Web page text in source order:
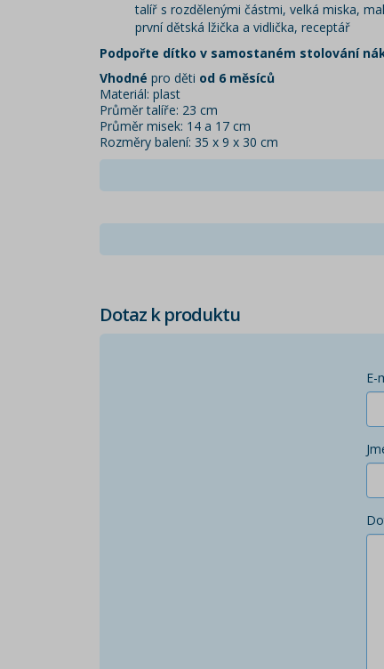
talíř s rozdělenými částmi, velká miska,
první dětská lžička a vidlička, receptář
Podpořte dítko v samostaném stolování
Vhodné pro děti od 6 měsíců
Materiál: plast
Průměr talíře: 23 cm
Průměr misek: 14 a 17 cm
Rozměry balení: 35 x 9 x 30 cm
Dotaz k produktu
E-